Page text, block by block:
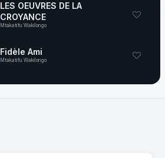
LES OEUVRES DE LA
CROYANCE
Mtakatifu Wakilongo
Fidèle Ami
Mtakatifu Wakilongo